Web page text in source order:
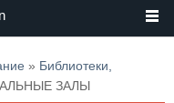
» Библиотеки,
ЗАЛЫ